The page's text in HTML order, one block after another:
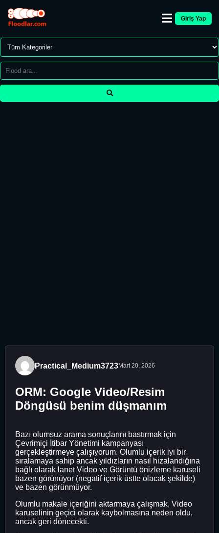
Giriş Yap
Practical_Medium3723Mart 20, 2026
ORM: Google Video/Resim
Döngüsü benim düşmanım
Bazı olumsuz arama sonuçlarını bastırmak için
Çevrimiçi İtibar Yönetimi kampanyası
gerçekleştirmeye çalışıyorum. Olumlu içerik iyi bir
sıralamaya sahip ancak yıldızların nasıl hizalandığına
bağlı olarak lanet Video ve Görüntü önizleme karuseli
bazen görünüyor (negatif içerik üstte olacak şekilde)
ve bazen görünmüyor.
Olumlu makale içeriğini aktarmaya çalışmak, Video
karuselinin geçici olarak kaybolmasına neden oldu,
ancak geri dönecekti.